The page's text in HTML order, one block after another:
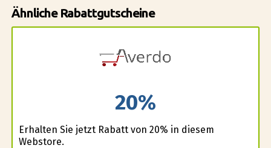
Ähnliche Rabattgutscheine
20%
Erhalten Sie jetzt Rabatt von 20% in diesem
Webstore.